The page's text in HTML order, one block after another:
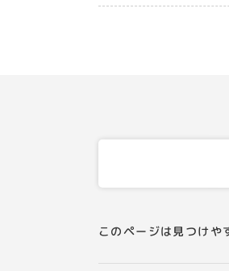
このページは見つけや